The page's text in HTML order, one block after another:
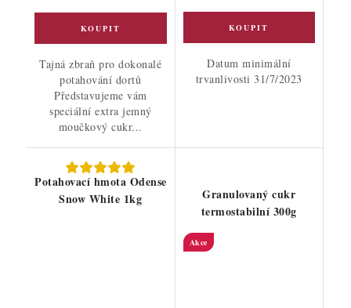
Tajná zbraň pro dokonalé
potahování dortů
Představujeme vám
speciální extra jemný
moučkový cukr...
Datum minimální
trvanlivosti 31/7/2023
Potahovací hmota Odense
Snow White 1kg
Granulovaný cukr
termostabilní 300g
Akce